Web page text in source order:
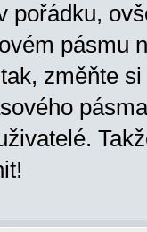
pořádku,
pásmu
změňte